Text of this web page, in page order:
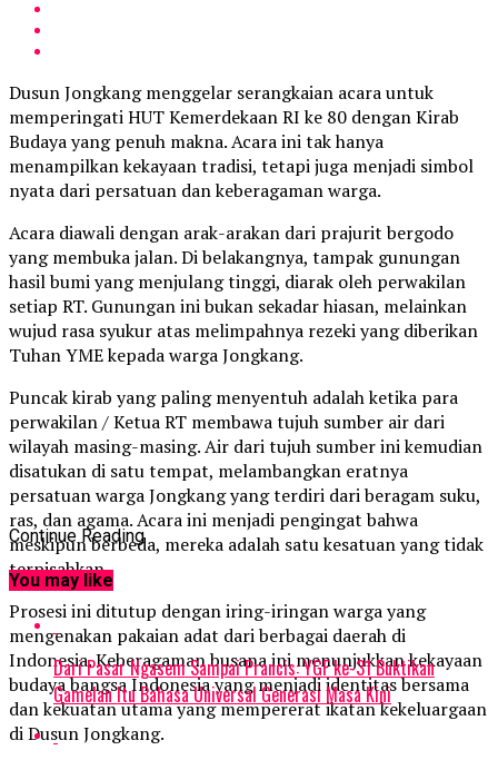
Dusun Jongkang menggelar serangkaian acara untuk
memperingati HUT Kemerdekaan RI ke 80 dengan Kirab
Budaya yang penuh makna. Acara ini tak hanya
menampilkan kekayaan tradisi, tetapi juga menjadi simbol
nyata dari persatuan dan keberagaman warga.
Acara diawali dengan arak-arakan dari prajurit bergodo
yang membuka jalan. Di belakangnya, tampak gunungan
hasil bumi yang menjulang tinggi, diarak oleh perwakilan
setiap RT. Gunungan ini bukan sekadar hiasan, melainkan
wujud rasa syukur atas melimpahnya rezeki yang diberikan
Tuhan YME kepada warga Jongkang.
Puncak kirab yang paling menyentuh adalah ketika para
perwakilan / Ketua RT membawa tujuh sumber air dari
wilayah masing-masing. Air dari tujuh sumber ini kemudian
disatukan di satu tempat, melambangkan eratnya
persatuan warga Jongkang yang terdiri dari beragam suku,
ras, dan agama. Acara ini menjadi pengingat bahwa
meskipun berbeda, mereka adalah satu kesatuan yang tidak
terpisahkan.
Prosesi ini ditutup dengan iring-iringan warga yang
mengenakan pakaian adat dari berbagai daerah di
Indonesia. Keberagaman busana ini menunjukkan kekayaan
budaya bangsa Indonesia yang menjadi identitas bersama
dan kekuatan utama yang mempererat ikatan kekeluargaan
di Dusun Jongkang.
Continue Reading
You may like
Dari Pasar Ngasem Sampai Prancis: YGF ke-31 Buktikan
Gamelan Itu Bahasa Universal Generasi Masa Kini